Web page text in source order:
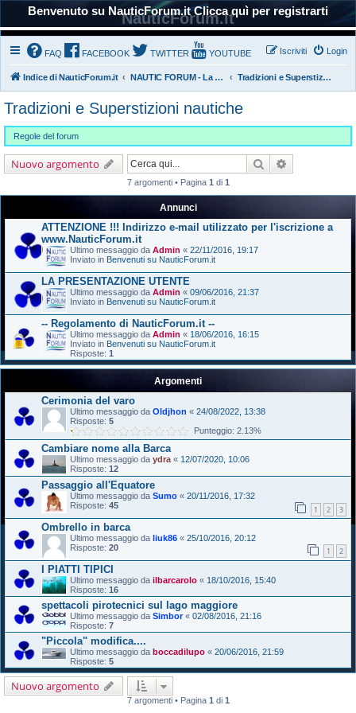
Benvenuto su NauticForum.it Clicca quì per registrarti
NauticForum.it
FAQ FACEBOOK TWITTER YOUTUBE Login
Iscriviti
Indice di NauticForum.it NAUTIC FORUM - La Nautica Tradizioni e Superstizioni nautiche
Tradizioni e Superstizioni nautiche
Regole del forum
Nuovo argomento Cerca
7 argomenti • Pagina 1 di 1
Annunci
ATTENZIONE !!! Indirizzo e-mail utilizzato per l'iscrizione a
www.NauticForum.it
Ultimo messaggio da Admin « 22/11/2016, 19:17
Inviato in Benvenuti su NauticForum.it
LA PRESENTAZIONE UTENTE
Ultimo messaggio da Admin « 09/06/2016, 21:37
Inviato in Benvenuti su NauticForum.it
-- Regolamento di NauticForum.it --
Ultimo messaggio da Admin « 18/06/2016, 16:15
Inviato in Benvenuti su NauticForum.it
Risposte: 1
Argomenti
Cerimonia del varo
Ultimo messaggio da Oldjhon « 24/08/2022, 13:38
Risposte: 5
Punteggio: 2.13%
Cambiare nome alla Barca
Ultimo messaggio da ydra « 12/07/2020, 10:06
Risposte: 12
Passaggio all'Equatore
Ultimo messaggio da Sumo « 20/11/2016, 17:32
Risposte: 45 1 2 3
Ombrello in barca
Ultimo messaggio da liuk86 « 25/10/2016, 20:12
Risposte: 20 1 2
I PIATTI TIPICI
Ultimo messaggio da ilbarcarolo « 18/10/2016, 15:40
Risposte: 16
spettacoli pirotecnici sul lago maggiore
Ultimo messaggio da Simbor« 02/08/2016, 21:16
Risposte: 7
"Piccola" modifica....
Ultimo messaggio da boccadilupo « 20/06/2016, 21:59
Risposte: 5
Nuovo argomento
7 argomenti • Pagina 1 di 1